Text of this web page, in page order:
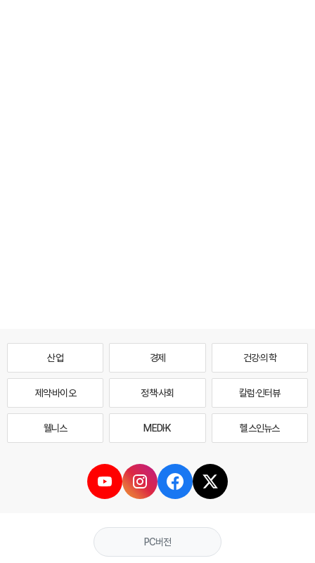
산업 경제 건강·의학
제약·바이오 정책·사회 칼럼·인터뷰
웰니스 MEDI·K 헬스인뉴스
PC버전